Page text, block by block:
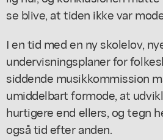
se blive, at tiden ikke var
I en tid med en ny skolelov,
undervisningsplaner for
siddende musikkommission
umiddelbart formode, at
hurtigere end ellers, og tegn
også tid efter anden.